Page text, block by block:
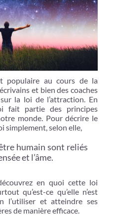
populaire au cours de la
et bien des coaches
la loi de l’attraction. En
fait partie des principes
monde. Pour décrire le
simplement, selon elle,
humain sont reliés
et l’âme.
en quoi cette loi
qu’est-ce qu’elle n’est
l’utiliser et atteindre ses
de manière efficace.